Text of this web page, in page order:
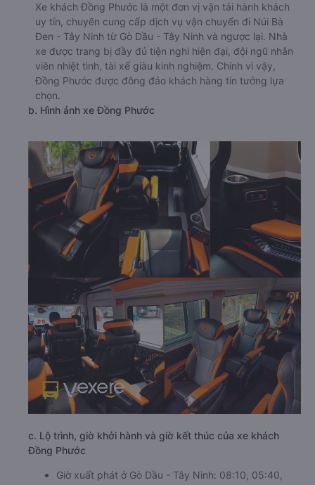
Xe khách Đồng Phước là một đơn vị vận tải hành khách
uy tín, chuyên cung cấp dịch vụ vận chuyển đi Núi Bà
Đen - Tây Ninh từ Gò Dầu - Tây Ninh và ngược lại. Nhà
xe được trang bị đầy đủ tiện nghi hiện đại, đội ngũ nhân
viên nhiệt tình, tài xế giàu kinh nghiệm. Chính vì vậy,
Đồng Phước được đông đảo khách hàng tin tưởng lựa
chọn.
b. Hình ảnh xe Đồng Phước
c. Lộ trình, giờ khởi hành và giờ kết thúc của xe khách
Đồng Phước
Giờ xuất phát ở Gò Dầu - Tây Ninh: 08:10, 05:40,